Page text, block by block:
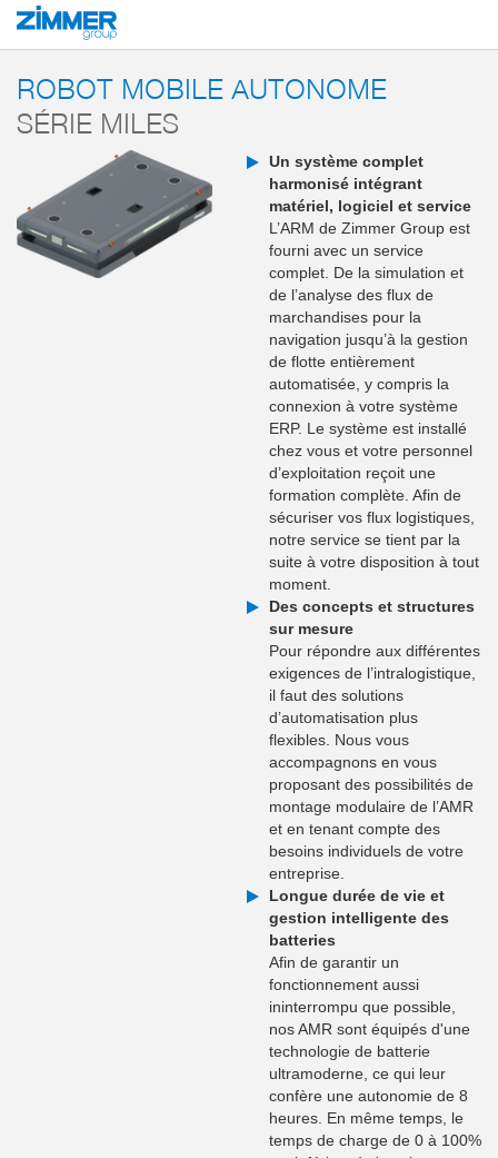
Démarrage Produits
ROBOT MOBILE AUTONOME
SÉRIE MILES
Un système complet
harmonisé intégrant
matériel, logiciel et service
L’ARM de Zimmer Group est
fourni avec un service
complet. De la simulation et
de l’analyse des flux de
marchandises pour la
navigation jusqu’à la gestion
de flotte entièrement
automatisée, y compris la
connexion à votre système
ERP. Le système est installé
chez vous et votre personnel
d’exploitation reçoit une
formation complète. Afin de
sécuriser vos flux logistiques,
notre service se tient par la
suite à votre disposition à tout
moment.
Des concepts et structures
sur mesure
Pour répondre aux différentes
exigences de l’intralogistique,
il faut des solutions
d’automatisation plus
flexibles. Nous vous
accompagnons en vous
proposant des possibilités de
montage modulaire de l’AMR
et en tenant compte des
besoins individuels de votre
entreprise.
Longue durée de vie et
gestion intelligente des
batteries
Afin de garantir un
fonctionnement aussi
ininterrompu que possible,
nos AMR sont équipés d'une
technologie de batterie
ultramoderne, ce qui leur
confère une autonomie de 8
heures. En même temps, le
temps de charge de 0 à 100%